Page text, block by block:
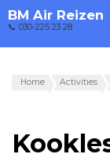
BM Air Reizen
📞 030-225 23 28
Home Activities